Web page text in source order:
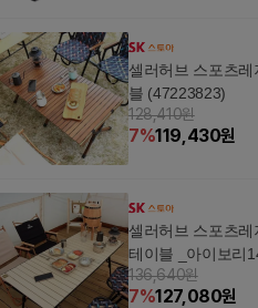
셀러허브 스포츠
블 (47223823)
128,410원
7%119,430원
셀러허브 스포츠
테이블 _아이보리
136,640원
7%127,080원